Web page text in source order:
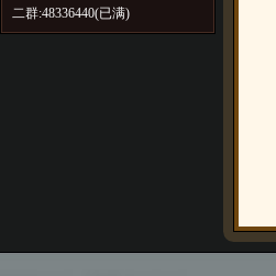
二群:48336440(已满)